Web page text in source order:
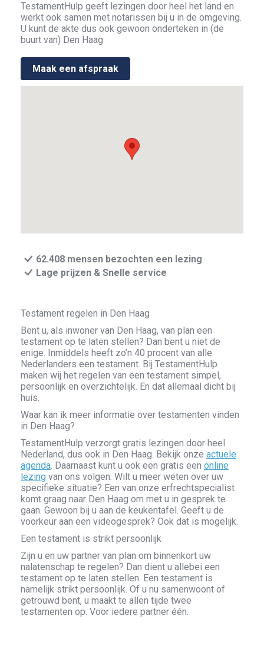
TestamentHulp geeft lezingen door heel het land en
werkt ook samen met notarissen bij u in de omgeving.
U kunt de akte dus ook gewoon onderteken in (de
buurt van) Den Haag
Maak een afspraak
62.408 mensen bezochten een lezing
Lage prijzen & Snelle service
Testament regelen in Den Haag
Bent u, als inwoner van Den Haag, van plan een
testament op te laten stellen? Dan bent u niet de
enige. Inmiddels heeft zo’n 40 procent van alle
Nederlanders een testament. Bij TestamentHulp
maken wij het regelen van een testament simpel,
persoonlijk en overzichtelijk. En dat allemaal dicht bij
huis.
Waar kan ik meer informatie over testamenten vinden
in Den Haag?
TestamentHulp verzorgt gratis lezingen door heel
Nederland, dus ook in Den Haag. Bekijk onze actuele
agenda. Daarnaast kunt u ook een gratis een online
lezing van ons volgen. Wilt u meer weten over uw
specifieke situatie? Een van onze erfrechtspecialist
komt graag naar Den Haag om met u in gesprek te
gaan. Gewoon bij u aan de keukentafel. Geeft u de
voorkeur aan een videogesprek? Ook dat is mogelijk.
Een testament is strikt persoonlijk
Zijn u en uw partner van plan om binnenkort uw
nalatenschap te regelen? Dan dient u allebei een
testament op te laten stellen. Een testament is
namelijk strikt persoonlijk. Of u nu samenwoont of
getrouwd bent, u maakt te allen tijde twee
testamenten op. Voor iedere partner één.